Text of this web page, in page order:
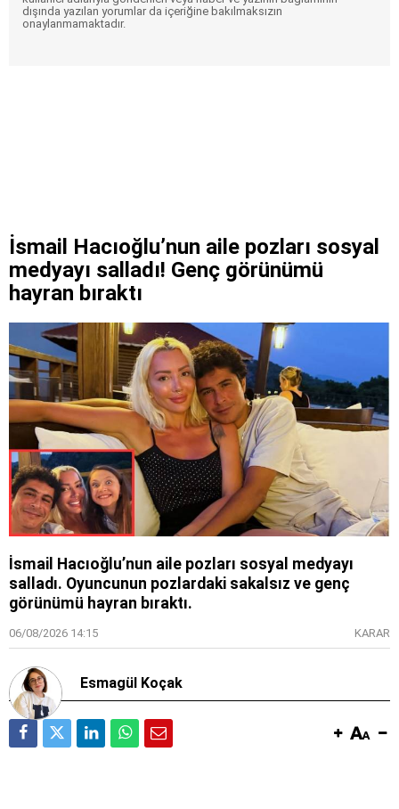
dışında yazılan yorumlar da içeriğine bakılmaksızın
onaylanmamaktadır.
İsmail Hacıoğlu’nun aile pozları sosyal
medyayı salladı! Genç görünümü
hayran bıraktı
İsmail Hacıoğlu’nun aile pozları sosyal medyayı
salladı. Oyuncunun pozlardaki sakalsız ve genç
görünümü hayran bıraktı.
06/08/2026 14:15 KARAR
Esmagül Koçak